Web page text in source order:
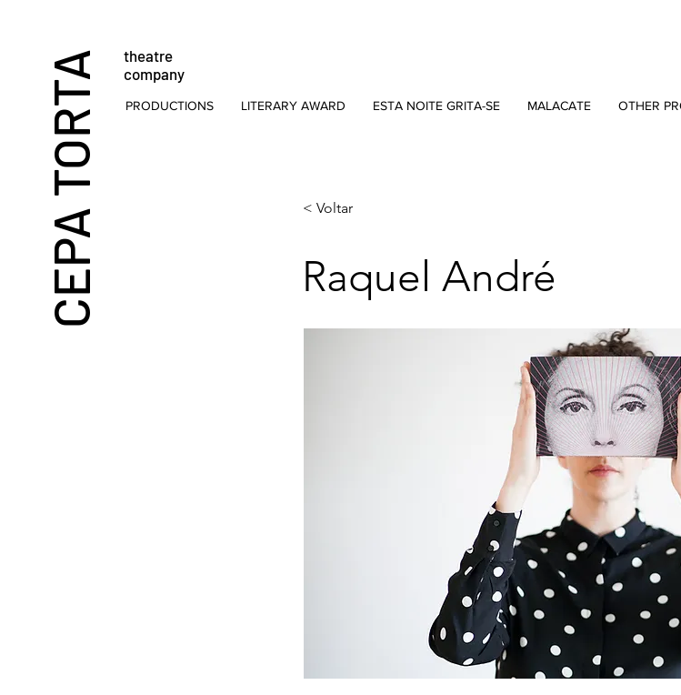
CEPA TORTA
theatre
company
PRODUCTIONS LITERARY AWARD ESTA NOITE GRITA-SE MALACATE OTHER
< Voltar
Raquel André